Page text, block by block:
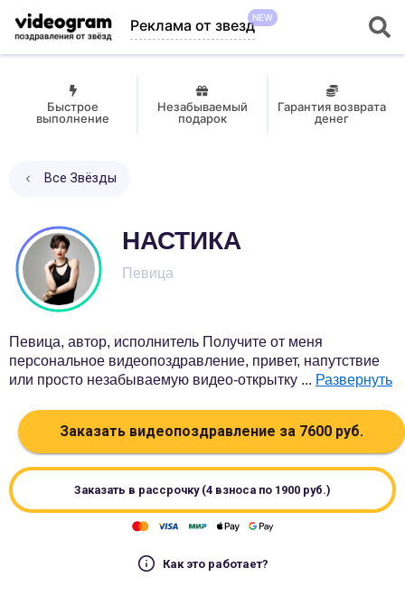
Реклама от звездNEW
Быстрое
выполнение
Незабываемый
подарок
Гарантия возврата
денег
Все Звёзды
НАСТИКА
Певица
Певица, автор, исполнитель Получите от меня
персональное видеопоздравление, привет, напутствие
или просто незабываемую видео-открытку ... Развернуть
Заказать видеопоздравление за7600руб.
Заказать в рассрочку (4 взноса по 1900 руб.)
Как это работает?